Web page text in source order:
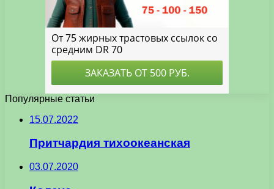
Популярные статьи
15.07.2022
Притчардия тихоокеанская
03.07.2020